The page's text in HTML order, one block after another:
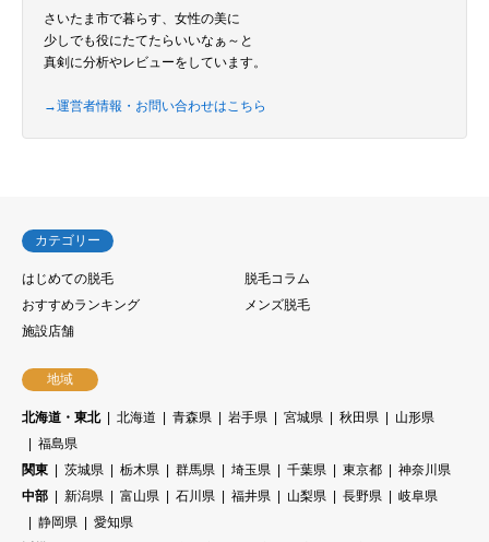
さいたま市で暮らす、女性の美に
少しでも役にたてたらいいなぁ～と
真剣に分析やレビューをしています。
→運営者情報・お問い合わせはこちら
カテゴリー
はじめての脱毛
脱毛コラム
おすすめランキング
メンズ脱毛
施設店舗
地域
北海道・東北 北海道 青森県 岩手県 宮城県 秋田県
山形県
福島県
関東
茨城県 栃木県 群馬県 埼玉県 千葉県 東京都
神奈川県
中部
新潟県 富山県 石川県 福井県 山梨県 長野県
岐阜県
静岡県
愛知県